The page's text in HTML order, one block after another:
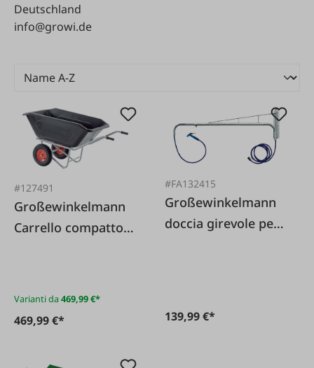
Deutschland
info@growi.de
#127491
Großewinkelmann
Carrello compatto
Varianti da469,99 €*
469,99 €*
#FA132415
Großewinkelmann
doccia girevole per
139,99 €*